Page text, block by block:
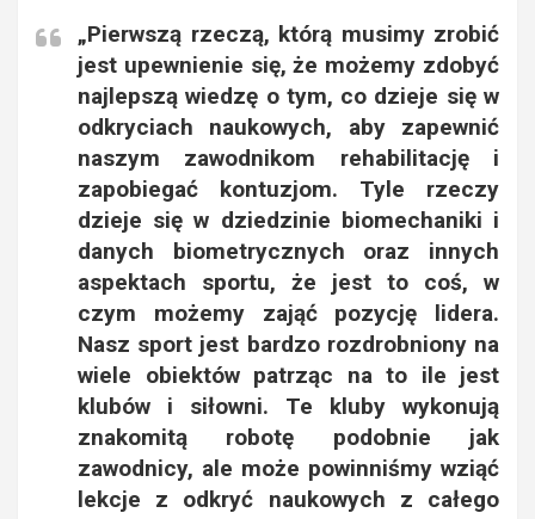
„Pierwszą rzeczą, którą musimy zrobić
jest upewnienie się, że możemy zdobyć
najlepszą wiedzę o tym, co dzieje się w
odkryciach naukowych, aby zapewnić
naszym zawodnikom rehabilitację i
zapobiegać kontuzjom. Tyle rzeczy
dzieje się w dziedzinie biomechaniki i
danych biometrycznych oraz innych
aspektach sportu, że jest to coś, w
czym możemy zająć pozycję lidera.
Nasz sport jest bardzo rozdrobniony na
wiele obiektów patrząc na to ile jest
klubów i siłowni. Te kluby wykonują
znakomitą robotę podobnie jak
zawodnicy, ale może powinniśmy wziąć
lekcje z odkryć naukowych z całego